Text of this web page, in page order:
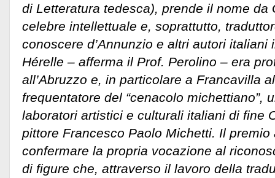
di Letteratura tedesca), prende il nome da
celebre intellettuale e, soprattutto,
conoscere d’Annunzio e altri autori italiani
Hérelle – afferma il Prof. Perolino – era
all’Abruzzo e, in particolare a Francavilla
frequentatore del “cenacolo michettiano”,
laboratori artistici e culturali italiani di fine
pittore Francesco Paolo Michetti. Il
confermare la propria vocazione al
di figure che, attraverso il lavoro della